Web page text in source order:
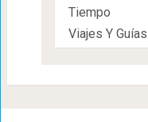
Tiempo
Viajes Y Guías